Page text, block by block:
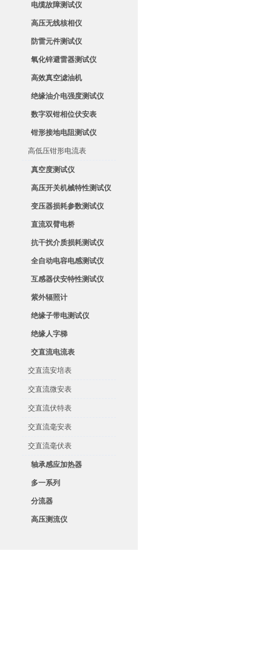
电缆故障测试仪
高压无线核相仪
防雷元件测试仪
氧化锌避雷器测试仪
高效真空滤油机
绝缘油介电强度测试仪
数字双钳相位伏安表
钳形接地电阻测试仪
高低压钳形电流表
真空度测试仪
高压开关机械特性测试仪
变压器损耗参数测试仪
直流双臂电桥
抗干扰介质损耗测试仪
全自动电容电感测试仪
互感器伏安特性测试仪
紫外辐照计
绝缘子带电测试仪
绝缘人字梯
交直流电流表
交直流安培表
交直流微安表
交直流伏特表
交直流毫安表
交直流毫伏表
轴承感应加热器
多一系列
分流器
高压测流仪